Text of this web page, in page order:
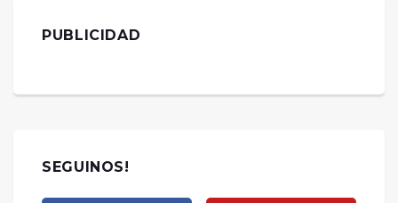
PUBLICIDAD
SEGUINOS!